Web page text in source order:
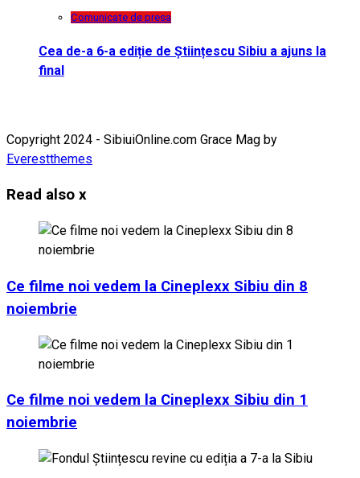
Comunicate de presa
Cea de-a 6-a ediție de Științescu Sibiu a ajuns la
final
Copyright 2024 - SibiuiOnline.com Grace Mag by
Everestthemes
Read also x
Ce filme noi vedem la Cineplexx Sibiu din 8
noiembrie
Ce filme noi vedem la Cineplexx Sibiu din 1
noiembrie